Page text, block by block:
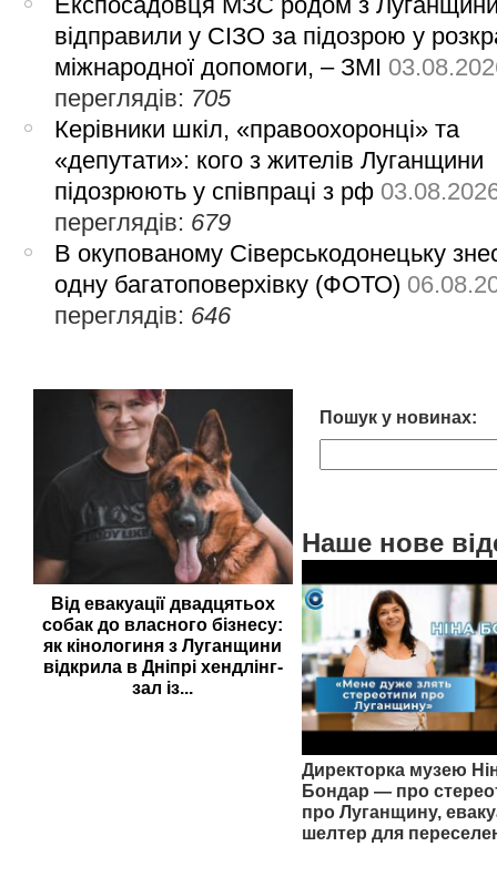
відправили у СІЗО за підозрою у
міжнародної допомоги, – ЗМІ
переглядів: 705
Керівники шкіл, «правоохоронці» та
«депутати»: кого з жителів Луганщини
підозрюють у співпраці з рф
переглядів: 679
В окупованому Сіверськодонецьку
одну багатоповерхівку (ФОТО)
переглядів: 646
Від евакуації двадцятьох
собак до власного бізнесу:
як кінологиня з Луганщини
відкрила в Дніпрі хендлінг-
зал із...
Пошук у новинах:
Наше нове
Директорка музею
Бондар — про
про Луганщину,
шелтер для